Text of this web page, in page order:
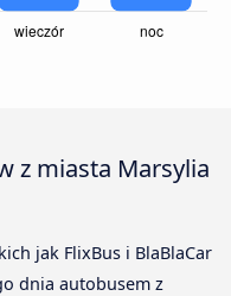
z miasta Marsylia
jak FlixBus i BlaBlaCar
dnia autobusem z